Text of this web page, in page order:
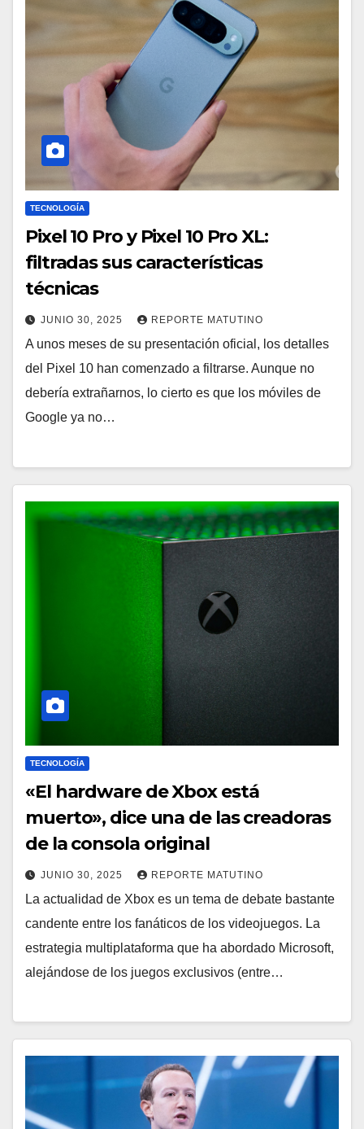
TECNOLOGÍA
Pixel 10 Pro y Pixel 10 Pro XL:
filtradas sus características
técnicas
JUNIO 30, 2025 REPORTE MATUTINO
A unos meses de su presentación oficial, los detalles
del Pixel 10 han comenzado a filtrarse. Aunque no
debería extrañarnos, lo cierto es que los móviles de
Google ya no…
TECNOLOGÍA
«El hardware de Xbox está
muerto», dice una de las creadoras
de la consola original
JUNIO 30, 2025 REPORTE MATUTINO
La actualidad de Xbox es un tema de debate bastante
candente entre los fanáticos de los videojuegos. La
estrategia multiplataforma que ha abordado Microsoft,
alejándose de los juegos exclusivos (entre…